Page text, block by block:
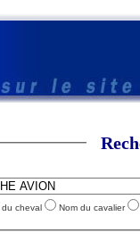
du cheval Nom du cavalier